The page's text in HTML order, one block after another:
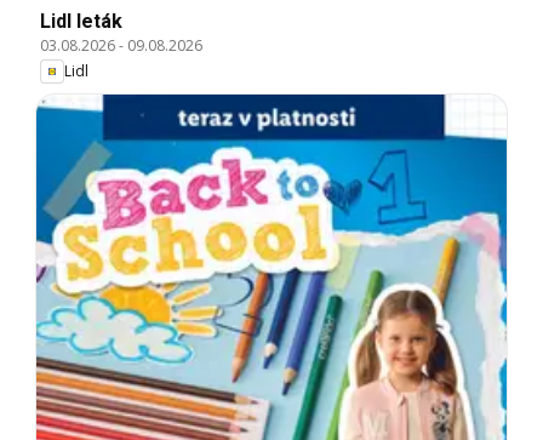
Lidl leták
03.08.2026- 09.08.2026
Lidl